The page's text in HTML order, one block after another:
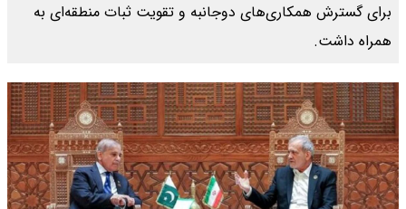
برای گسترش همکاری‌های دوجانبه و تقویت ثبات منطقه‌ای به
همراه داشت.